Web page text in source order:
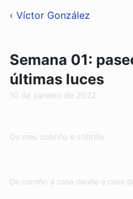
‹ Víctor González
Semana 01:
últimas luces
10 de xaneiro de 2022
Os meu sobriño e sobriña.
De camiño a casa dende a casa